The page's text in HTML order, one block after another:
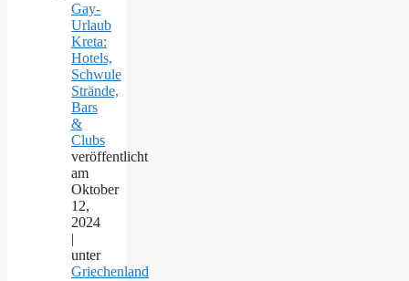
Gay-
Urlaub
Kreta:
Hotels,
Schwule
Strände,
Bars
&
Clubs
veröffentlicht
am
Oktober
12,
2024
|
unter
Griechenland